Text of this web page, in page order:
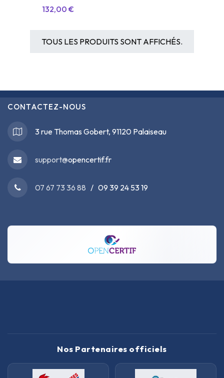
132,00 €
TOUS LES PRODUITS SONT AFFICHÉS.
CONTACTEZ-NOUS
3 rue Thomas Gobert, 91120 Palaiseau
support@opencertif.fr
07 67 73 36 88 / 09 39 24 53 19
Nos Partenaires officiels